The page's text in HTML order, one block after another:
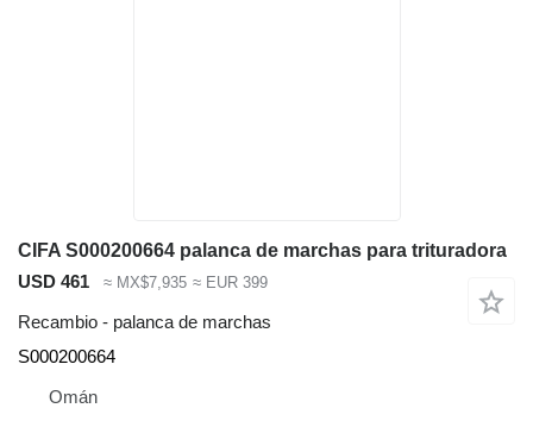
CIFA S000200664 palanca de marchas para trituradora
USD 461
≈ MX$7,935 ≈ EUR 399
Recambio - palanca de marchas
S000200664
Omán